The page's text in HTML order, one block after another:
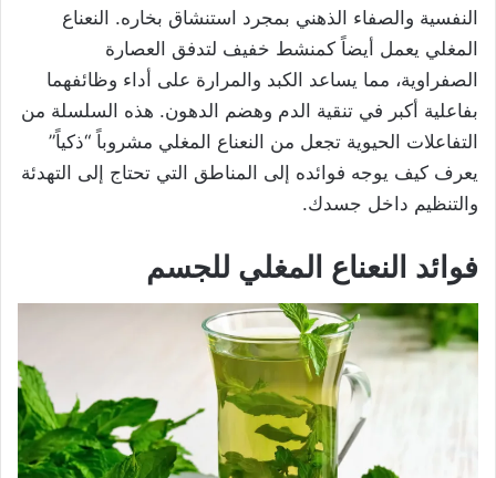
النفسية والصفاء الذهني بمجرد استنشاق بخاره. النعناع
المغلي يعمل أيضاً كمنشط خفيف لتدفق العصارة
الصفراوية، مما يساعد الكبد والمرارة على أداء وظائفهما
بفاعلية أكبر في تنقية الدم وهضم الدهون. هذه السلسلة من
التفاعلات الحيوية تجعل من النعناع المغلي مشروباً “ذكياً”
يعرف كيف يوجه فوائده إلى المناطق التي تحتاج إلى التهدئة
والتنظيم داخل جسدك.
فوائد النعناع المغلي للجسم